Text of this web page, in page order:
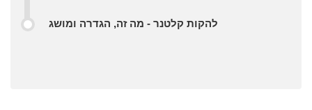
להקות קלטנר - מה זה, הגדרה ומושג